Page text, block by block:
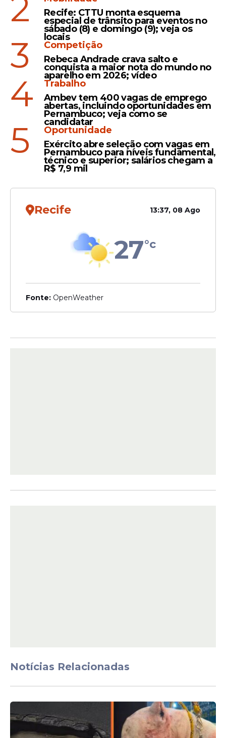
condições, dentro da governança
do Fundo Garantidor de Crédito
(FGC), para que ele faça uma
operação para a capitalização do
BRB nos limites da resolução do
Senado Federal, ou seja, de até
16% da receita corrente líquida do
Distrito Federal. Isso está em
torno de 6 bilhões, 6 bilhões e
meio de reais para a
capitalização, e isso ainda vai
depender de outros aportes do
Distrito Federal", afirmou.
Bastidores da Política
Pesquisa Meio/Ideia:
Lula é desaprovado
dos brasileiros
Recife: CTTU monta esquema
especial de trânsito para eventos no
sábado (8) e domingo (9); veja os
locais
3
Competição
Rebeca Andrade crava salto e
conquista a maior nota do mundo no
aparelho em 2026; vídeo
4
Trabalho
Ambev tem 400 vagas de emprego
abertas, incluindo oportunidades em
Pernambuco; veja como se
candidatar
5
Oportunidade
Exército abre seleção com vagas em
Pernambuco para níveis fundamental,
técnico e superior; salários chegam a
R$ 7,9 mil
Recife 13:37, 08 Ago
27°c
Fonte: OpenWeather
Notícias Relacionadas